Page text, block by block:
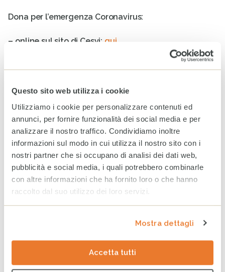
Questo sito web utilizza i cookie
Utilizziamo i cookie per personalizzare contenuti ed
annunci, per fornire funzionalità dei social media e per
analizzare il nostro traffico. Condividiamo inoltre
informazioni sul modo in cui utilizza il nostro sito con i
nostri partner che si occupano di analisi dei dati web,
pubblicità e social media, i quali potrebbero combinarle
con altre informazioni che ha fornito loro o che hanno
raccolto dal suo utilizzo dei loro servizi.
Mostra dettagli
Accetta tutti
Dona per l’emergenza Coronavirus:
– online sul sito di Cesvi: qui
– attraverso bonifico sul conto corrente Cesvi: IT 49 H
donazioni telefoniche con Carta di Credito.
Sudan, la guerra continua a
compromettere il futuro di
milioni di persone
31 LUGLIO 2026